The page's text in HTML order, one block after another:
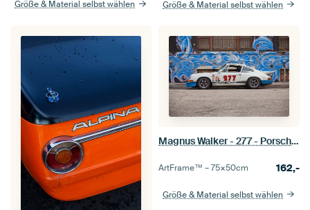
Größe & Material selbst wählen Größe & Material selbst wählen
Magnus Walker - 277 - Porsche 911 Hot Rod
ArtFrame™ –75×50cm 162,-
Größe & Material selbst wählen